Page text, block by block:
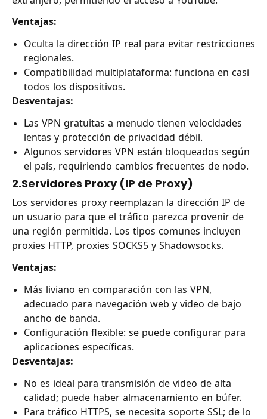
Ventajas:
Oculta la dirección IP real para evitar restricciones
regionales.
Compatibilidad multiplataforma: funciona en casi
todos los dispositivos.
Desventajas:
Las VPN gratuitas a menudo tienen velocidades
lentas y protección de privacidad débil.
Algunos servidores VPN están bloqueados según
el país, requiriendo cambios frecuentes de nodo.
2.Servidores Proxy (IP de Proxy)
Los servidores proxy reemplazan la dirección IP de
un usuario para que el tráfico parezca provenir de
una región permitida. Los tipos comunes incluyen
proxies HTTP, proxies SOCKS5 y Shadowsocks.
Ventajas:
Más liviano en comparación con las VPN,
adecuado para navegación web y video de bajo
ancho de banda.
Configuración flexible: se puede configurar para
aplicaciones específicas.
Desventajas:
No es ideal para transmisión de video de alta
calidad; puede haber almacenamiento en búfer.
Para tráfico HTTPS, se necesita soporte SSL; de lo